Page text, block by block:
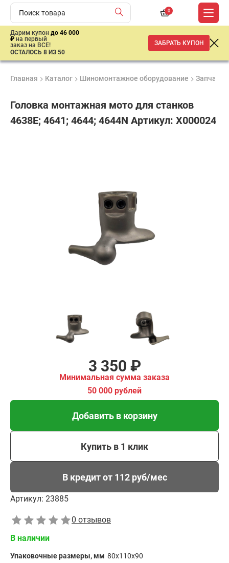
0
Дарим купон до 46 000
₽ на первый
заказ на ВСЕ!
ОСТАЛОСЬ 8 ИЗ 50
ЗАБРАТЬ КУПОН
Главная Каталог Шиномонтажное оборудование
Головка монтажная мото для станков
4638E; 4641; 4644; 4644N Артикул: X000024
3 350 ₽
Минимальная сумма заказа
50 000 рублей
Добавить в корзину
Купить в 1 клик
В кредит от 112 руб/мес
Артикул: 23885
0 отзывов
В наличии
Упаковочные размеры, мм 80х110х90
Купить в 1 клик
В кредит от 112 руб/